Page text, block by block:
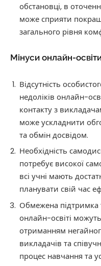
обстановці, в
може сприяти
загального рівня
Мінуси онлайн-
Відсутність
недоліків онлайн-
контакту з
може ускладнити
та обмін досвідом.
Необхідність
потребує високої
всі учні мають
планувати свій час
Обмежена підтримка
онлайн-освіті
отриманням
викладачів та
процес навчання та